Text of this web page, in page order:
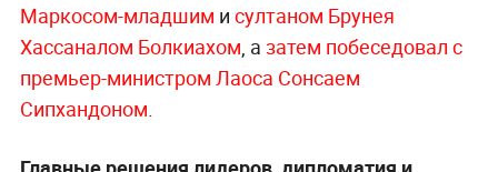
Маркосом-младшим и султаном Брунея
Хассаналом Болкиахом, а затем побеседовал с
премьер-министром Лаоса Сонсаем
Сипхандоном.